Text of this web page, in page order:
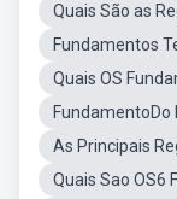
Quais São as
Fundamentos
Quais OS
FundamentoDo
As Principais
Quais Sao OS6